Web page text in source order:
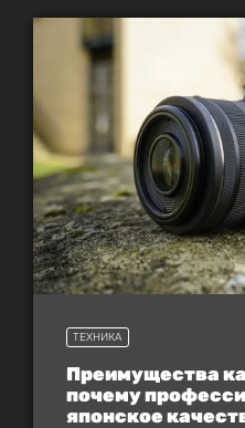
ТЕХНИКА
Преимущества
почему
японское